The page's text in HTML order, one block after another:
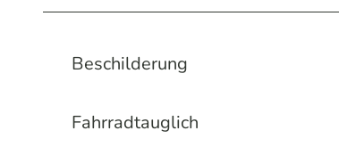
Beschilderung
Fahrradtauglich